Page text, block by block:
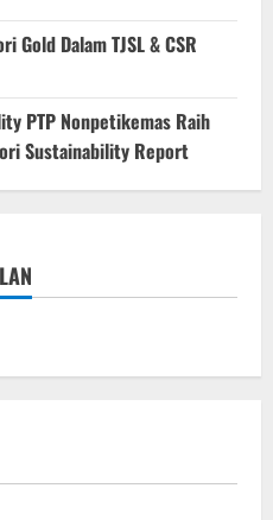
Gold Dalam TJSL & CSR
PTP Nonpetikemas Raih
Sustainability Report